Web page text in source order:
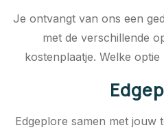
Je ontvangt van ons een
met de verschillende
kostenplaatje. Welke
Edgeplore samen met jouw